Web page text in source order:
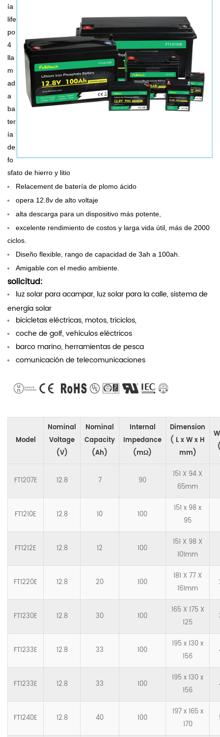
ía
life
po
4
lla
m
ad
a
ba
ter
ía
de
fo
sfato de hierro y litio
Relacement de batería de plomo ácido
opera 12.8v de alto voltaje
alta descarga para un dispositivo más potente,
excelente rendimiento de costos y larga vida útil, más de 2000
ciclos.
Diseño flexible, rango de capacidad de 3ah a 100ah.
Amigable con el medio ambiente.
solicitud:
luz solar para acampar, luz solar para la calle, sistema de
energía solar
bicicletas eléctricas, motos, triciclos,
coche de golf, vehículos eléctricos
barco marino, herramientas de pesca
comunicación de telecomunicaciones
Model
Nominal
Voltage
(V)
Nominal
Capacity
(Ah)
Internal
Impedance
(mΩ)
Dimension
( L x W x H
mm)
FT1207E 12.8 7 90
151 X 94 X
65mm
FT1210E 12.8 10 100
151 x 98 x
95
FT1212E 12.8 12 100
151 X 98 X
101mm
FT1220E 12.8 20 100
181 X 77 X
161mm
FT1230E 12.8 30 100
165 X 175 X
125
FT1233E 12.8 33 100
195 x 130 x
156
FT1233E 12.8 33 100
195 x 130 x
156
FT1240E 12.8 40 100
197 x 165 x
170